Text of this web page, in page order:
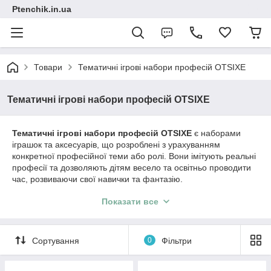
Ptenchik.in.ua
Товари Тематичні ігрові набори професій OTSIXE
Тематичні ігрові набори професій OTSIXE
Тематичні ігрові набори професій OTSIXE є наборами
іграшок та аксесуарів, що розроблені з урахуванням
конкретної професійної теми або ролі. Вони імітують реальні
професії та дозволяють дітям весело та освітньо проводити
час, розвиваючи свої навички та фантазію.
Іграшка-сюрприз серії Tiranosaur
Показати все
Сортування 0 Фільтри